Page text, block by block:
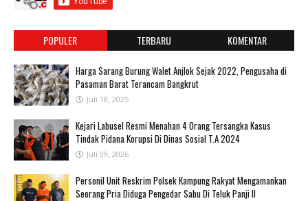
POPULER TERBARU KOMENTAR
Harga Sarang Burung Walet Anjlok Sejak 2022, Pengusaha di
Pasaman Barat Terancam Bangkrut
Juli 18, 2025
‎Kejari Labusel Resmi Menahan 4 Orang Tersangka Kasus
Tindak Pidana Korupsi Di Dinas Sosial T.A 2024
Juli 09, 2026
Personil Unit Reskrim Polsek Kampung Rakyat Mengamankan
Seorang Pria Diduga Pengedar Sabu Di Teluk Panji II